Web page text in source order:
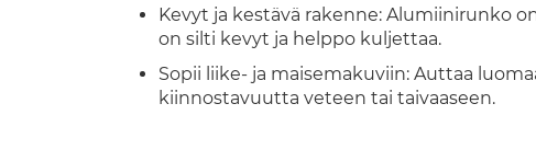
Kevyt ja kestävä rakenne: Alumiinirunko
on silti kevyt ja helppo kuljettaa.
Sopii liike- ja maisemakuviin: Auttaa
kiinnostavuutta veteen tai taivaaseen.